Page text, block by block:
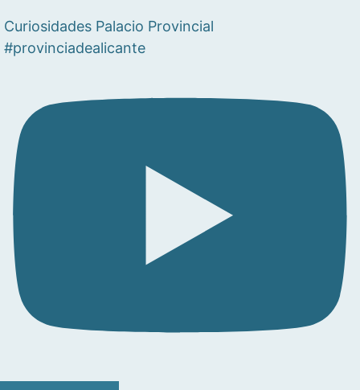
Curiosidades Palacio Provincial
#provinciadealicante